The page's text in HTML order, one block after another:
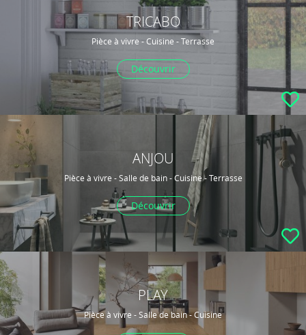
TRICABO
Pièce à vivre - Cuisine - Terrasse
Découvrir
ANJOU
Pièce à vivre - Salle de bain - Cuisine - Terrasse
Découvrir
PLAY
Pièce à vivre - Salle de bain - Cuisine